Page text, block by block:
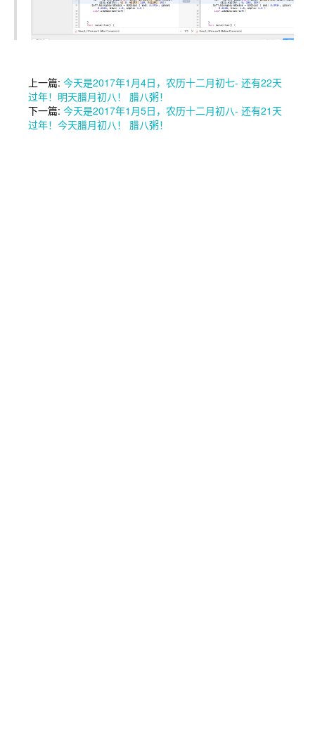
上一篇: 今天是2017年1月4日，农历十二月初七- 还有22天
过年！明天腊月初八！ 腊八粥！
下一篇: 今天是2017年1月5日，农历十二月初八- 还有21天
过年！今天腊月初八！ 腊八粥！